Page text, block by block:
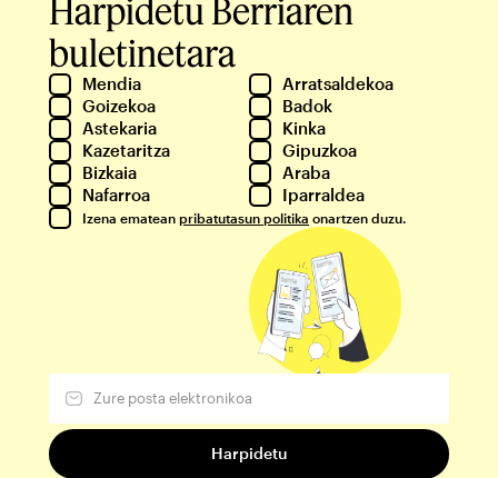
Harpidetu Berriaren
buletinetara
Mendia
Arratsaldekoa
Goizekoa
Badok
Astekaria
Kinka
Kazetaritza
Gipuzkoa
Bizkaia
Araba
Nafarroa
Iparraldea
Izena ematean pribatutasun politika onartzen duzu.